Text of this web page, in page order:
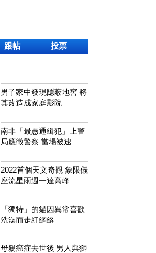
跟帖 投票
男子家中發現隱蔽地窖 將
其改造成家庭影院
南非「最愚通緝犯」上警
局應徵警察 當場被逮
2022首個天文奇觀 象限儀
座流星雨週一達高峰
「獨特」的貓因異常喜歡
洗澡而走紅網絡
母親癌症去世後 男人與獅